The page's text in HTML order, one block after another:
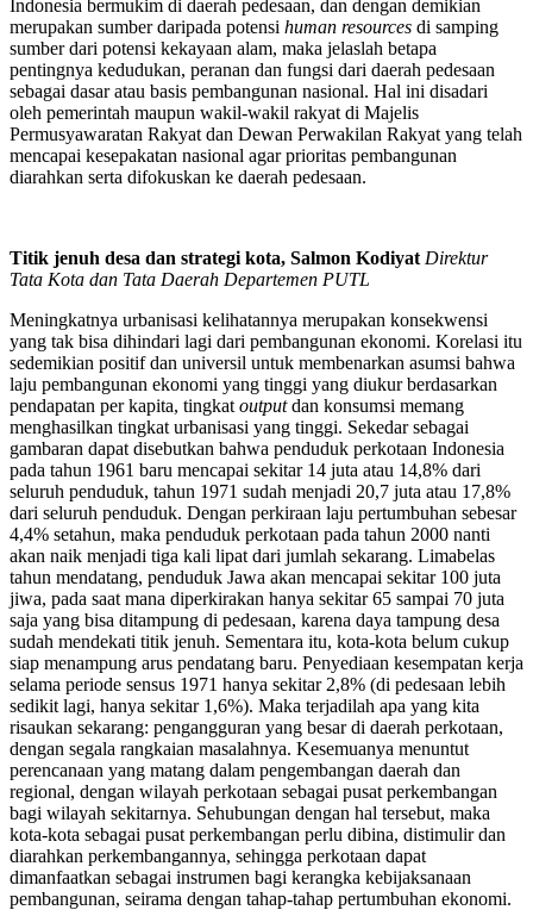
Indonesia bermukim di daerah pedesaan, dan dengan demikian
merupakan sumber daripada potensi human resources di samping
sumber dari potensi kekayaan alam, maka jelaslah betapa
pentingnya kedudukan, peranan dan fungsi dari daerah pedesaan
sebagai dasar atau basis pembangunan nasional. Hal ini disadari
oleh pemerintah maupun wakil-wakil rakyat di Majelis
Permusyawaratan Rakyat dan Dewan Perwakilan Rakyat yang telah
mencapai kesepakatan nasional agar prioritas pembangunan
diarahkan serta difokuskan ke daerah pedesaan.
Titik jenuh desa dan strategi kota, Salmon Kodiyat Direktur
Tata Kota dan Tata Daerah Departemen PUTL
Meningkatnya urbanisasi kelihatannya merupakan konsekwensi
yang tak bisa dihindari lagi dari pembangunan ekonomi. Korelasi itu
sedemikian positif dan universil untuk membenarkan asumsi bahwa
laju pembangunan ekonomi yang tinggi yang diukur berdasarkan
pendapatan per kapita, tingkat outputdan konsumsi memang
menghasilkan tingkat urbanisasi yang tinggi. Sekedar sebagai
gambaran dapat disebutkan bahwa penduduk perkotaan Indonesia
pada tahun 1961 baru mencapai sekitar 14 juta atau 14,8% dari
seluruh penduduk, tahun 1971 sudah menjadi 20,7 juta atau 17,8%
dari seluruh penduduk. Dengan perkiraan laju pertumbuhan sebesar
4,4% setahun, maka penduduk perkotaan pada tahun 2000 nanti
akan naik menjadi tiga kali lipat dari jumlah sekarang. Limabelas
tahun mendatang, penduduk Jawa akan mencapai sekitar 100 juta
jiwa, pada saat mana diperkirakan hanya sekitar 65 sampai 70 juta
saja yang bisa ditampung di pedesaan, karena daya tampung desa
sudah mendekati titik jenuh. Sementara itu, kota-kota belum cukup
siap menampung arus pendatang baru. Penyediaan kesempatan kerja
selama periode sensus 1971 hanya sekitar 2,8% (di pedesaan lebih
sedikit lagi, hanya sekitar 1,6%). Maka terjadilah apa yang kita
risaukan sekarang: pengangguran yang besar di daerah perkotaan,
dengan segala rangkaian masalahnya. Kesemuanya menuntut
perencanaan yang matang dalam pengembangan daerah dan
regional, dengan wilayah perkotaan sebagai pusat perkembangan
bagi wilayah sekitarnya. Sehubungan dengan hal tersebut, maka
kota-kota sebagai pusat perkembangan perlu dibina, distimulir dan
diarahkan perkembangannya, sehingga perkotaan dapat
dimanfaatkan sebagai instrumen bagi kerangka kebijaksanaan
pembangunan, seirama dengan tahap-tahap pertumbuhan ekonomi.